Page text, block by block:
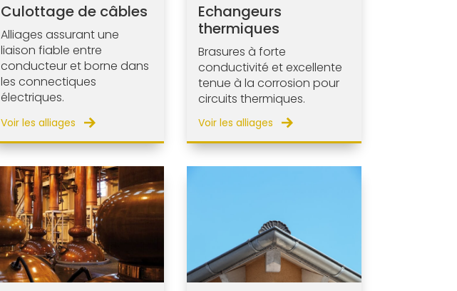
Culottage de câbles
Alliages assurant une
liaison fiable entre
conducteur et borne dans
les connectiques
électriques.
Voir les alliages
Echangeurs
thermiques
Brasures à forte
conductivité et excellente
tenue à la corrosion pour
circuits thermiques.
Voir les alliages